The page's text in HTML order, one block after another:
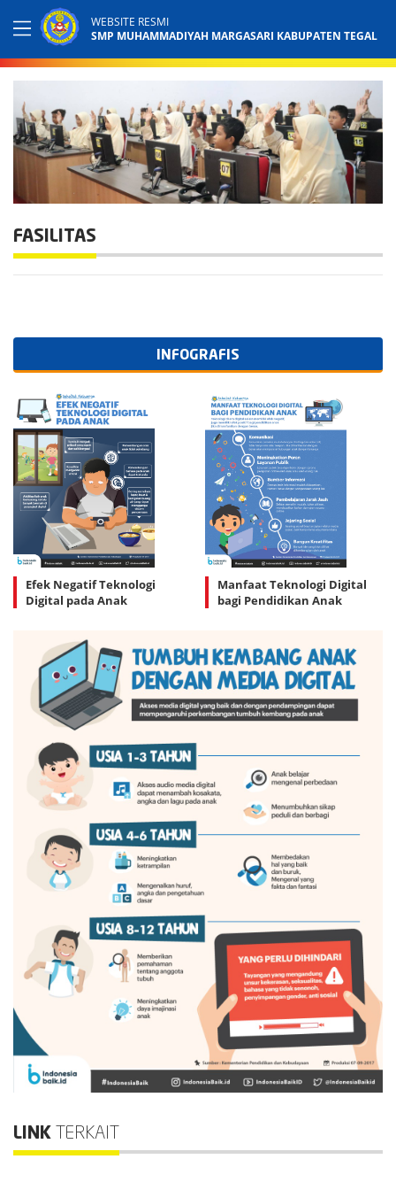
WEBSITE RESMI
SMP MUHAMMADIYAH MARGASARI KABUPATEN TEGAL
FASILITAS
INFOGRAFIS
Efek Negatif Teknologi
Digital pada Anak
Manfaat Teknologi Digital
bagi Pendidikan Anak
LINK TERKAIT